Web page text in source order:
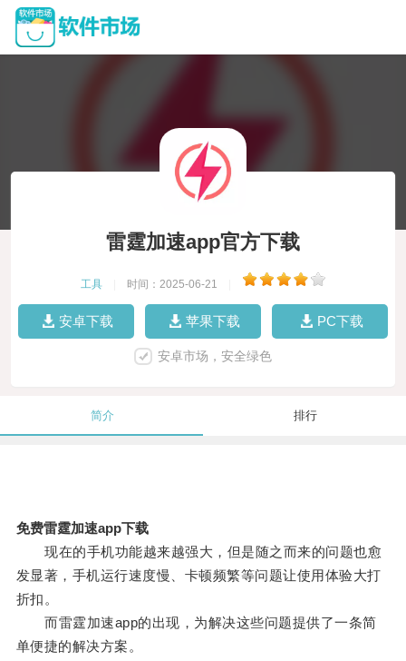
雷霆加速app官方下载
工具 时间：2025-06-21
安卓下载 苹果下载 PC下载
安卓市场，安全绿色
简介 排行
免费雷霆加速app下载
现在的手机功能越来越强大，但是随之而来的问题也愈
发显著，手机运行速度慢、卡顿频繁等问题让使用体验大打
折扣。
而雷霆加速app的出现，为解决这些问题提供了一条简
单便捷的解决方案。